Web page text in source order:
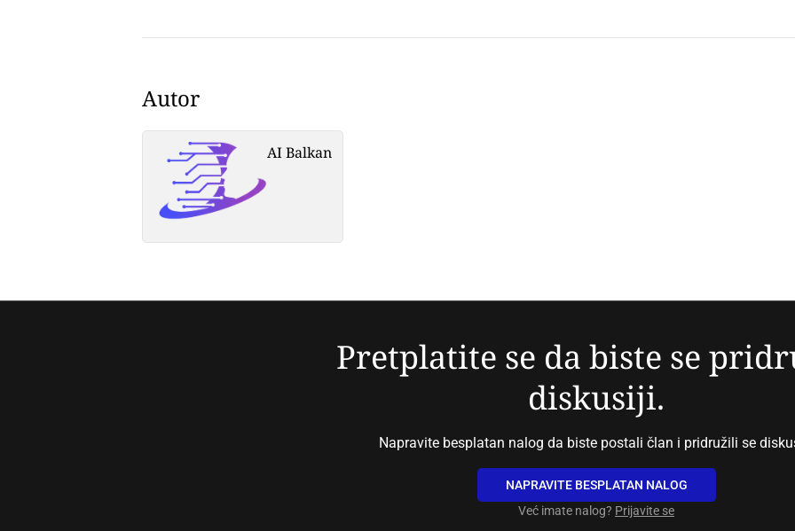
Autor
AI Balkan
Pretplatite se da biste se
diskusiji.
Napravite besplatan nalog da biste postali član i pridružili se
NAPRAVITE BESPLATAN NALOG
Već imate nalog? Prijavite se